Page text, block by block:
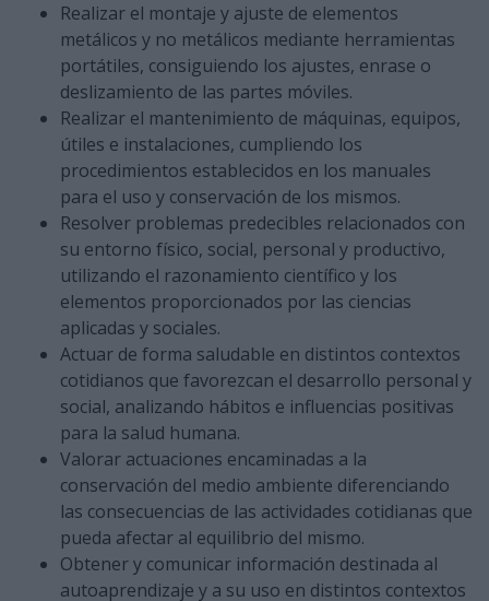
Realizar el montaje y ajuste de elementos
metálicos y no metálicos mediante herramientas
portátiles, consiguiendo los ajustes, enrase o
deslizamiento de las partes móviles.
Realizar el mantenimiento de máquinas, equipos,
útiles e instalaciones, cumpliendo los
procedimientos establecidos en los manuales
para el uso y conservación de los mismos.
Resolver problemas predecibles relacionados con
su entorno físico, social, personal y productivo,
utilizando el razonamiento científico y los
elementos proporcionados por las ciencias
aplicadas y sociales.
Actuar de forma saludable en distintos contextos
cotidianos que favorezcan el desarrollo personal y
social, analizando hábitos e influencias positivas
para la salud humana.
Valorar actuaciones encaminadas a la
conservación del medio ambiente diferenciando
las consecuencias de las actividades cotidianas que
pueda afectar al equilibrio del mismo.
Obtener y comunicar información destinada al
autoaprendizaje y a su uso en distintos contextos